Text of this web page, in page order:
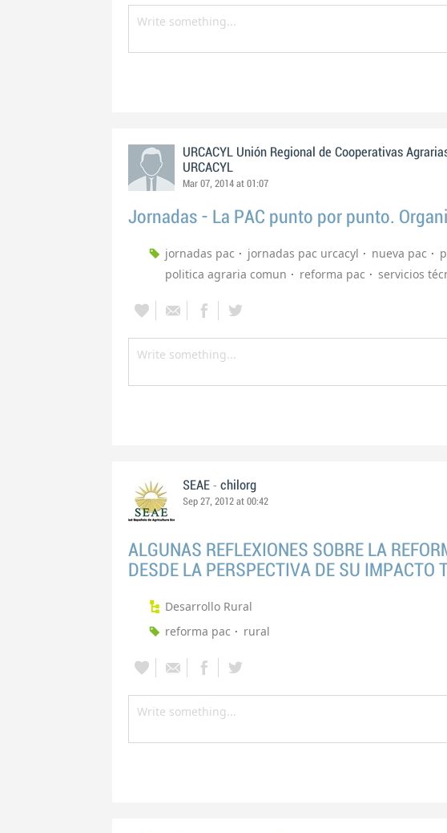
URCACYL Unión Regional de Cooperativas
URCACYL
Mar 07, 2014 at 01:07
Jornadas - La PAC punto por punto.
jornadas pac jornadas pac urcacyl nueva pac
politica agraria comun
reforma pac servicios
SEAE - chilorg
Sep 27, 2012 at 00:42
ALGUNAS REFLEXIONES SOBRE LA
DESDE LA PERSPECTIVA DE SU IMPACTO
Desarrollo Rural
reforma pac
rural